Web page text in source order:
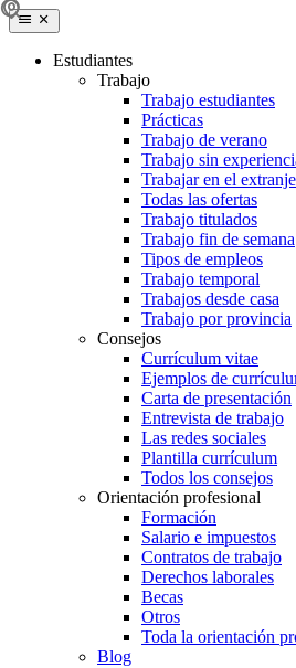
Estudiantes
Trabajo
Trabajo estudiantes
Prácticas
Trabajo de verano
Trabajo sin
Trabajar en el
Todas las ofertas
Trabajo titulados
Trabajo fin de semana
Tipos de empleos
Trabajo temporal
Trabajos desde casa
Trabajo por provincia
Consejos
Currículum vitae
Ejemplos de
Carta de presentación
Entrevista de trabajo
Las redes sociales
Plantilla currículum
Todos los consejos
Orientación profesional
Formación
Salario e impuestos
Contratos de trabajo
Derechos laborales
Becas
Otros
Toda la orientación
Blog